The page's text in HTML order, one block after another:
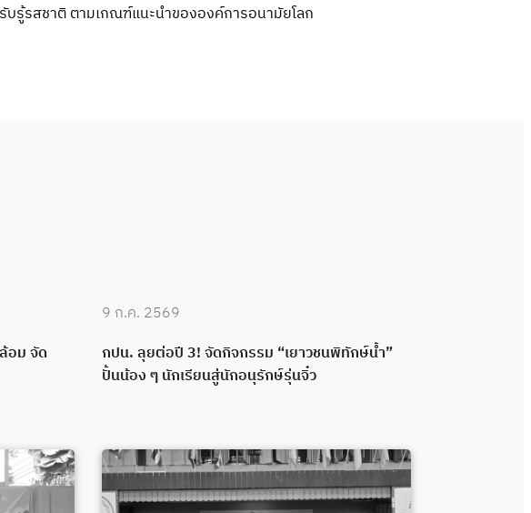
รู้รสชาติ ตามเกณฑ์แนะนำขององค์การอนามัยโลก
อม จัด
9 ก.ค. 2569
กปน. ลุยต่อปี 3! จัดกิจกรรม “เยาวชนพิทักษ์น้ำ”
ปั้นน้อง ๆ นักเรียนสู่นักอนุรักษ์รุ่นจิ๋ว